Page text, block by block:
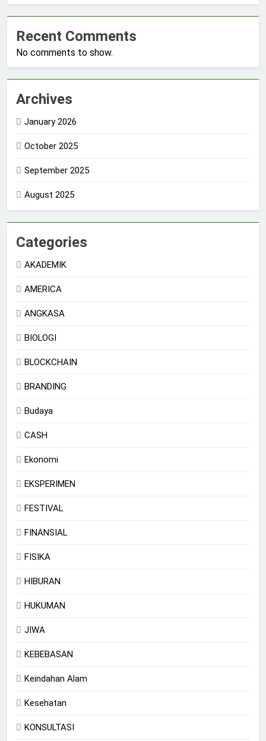
Recent Comments
No comments to show.
Archives
January 2026
October 2025
September 2025
August 2025
Categories
AKADEMIK
AMERICA
ANGKASA
BIOLOGI
BLOCKCHAIN
BRANDING
Budaya
CASH
Ekonomi
EKSPERIMEN
FESTIVAL
FINANSIAL
FISIKA
HIBURAN
HUKUMAN
JIWA
KEBEBASAN
Keindahan Alam
Kesehatan
KONSULTASI